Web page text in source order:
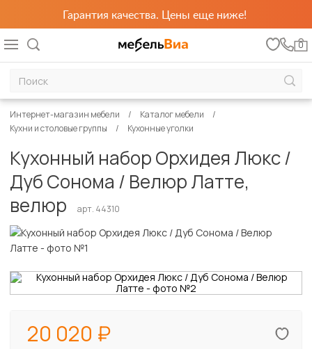
Гарантия качества. Цены еще ниже!
0
Интернет-магазин мебели
Каталог мебели
Кухни и столовые группы
Кухонные уголки
Кухонный набор Орхидея Люкс /
Дуб Сонома / Велюр Латте,
велюр
арт. 44310
20 020